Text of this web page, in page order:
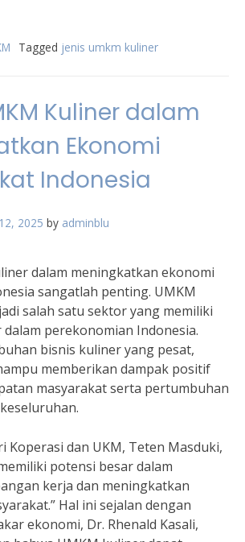
Tagged jenis umkm kuliner
Kuliner dalam
Ekonomi
Indonesia
2025 by adminblu
dalam meningkatkan ekonomi
sangatlah penting. UMKM
salah satu sektor yang memiliki
perekonomian Indonesia.
bisnis kuliner yang pesat,
memberikan dampak positif
masyarakat serta pertumbuhan
Koperasi dan UKM, Teten Masduki,
potensi besar dalam
kerja dan meningkatkan
Hal ini sejalan dengan
ekonomi, Dr. Rhenald Kasali,